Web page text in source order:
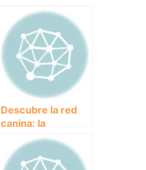
Descubre la red
canina: la
comunidad online
para dueños de
perros